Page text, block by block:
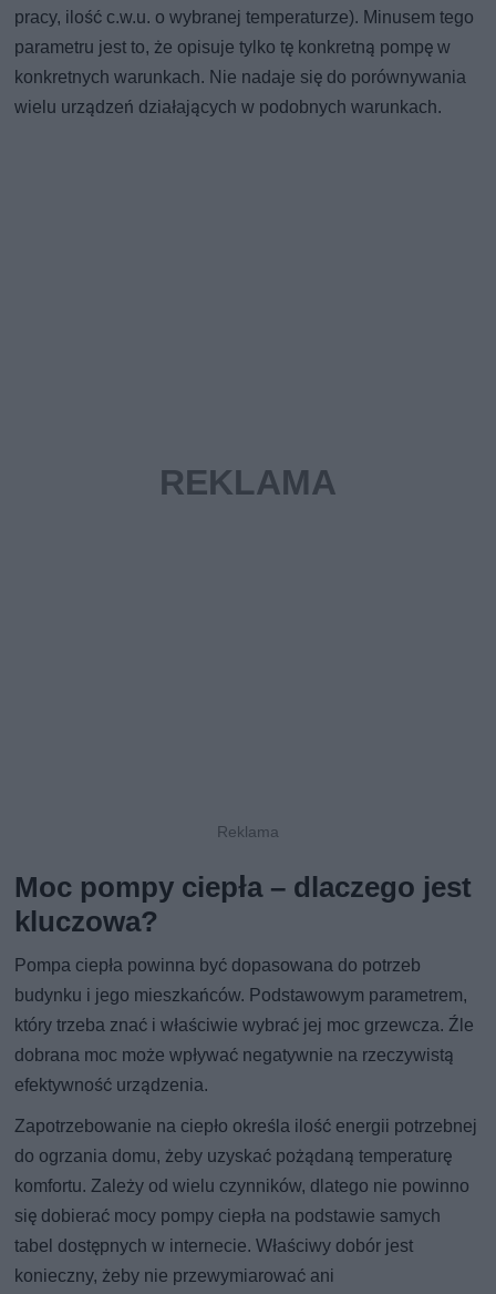
pracy, ilość c.w.u. o wybranej temperaturze). Minusem tego
parametru jest to, że opisuje tylko tę konkretną pompę w
konkretnych warunkach. Nie nadaje się do porównywania
wielu urządzeń działających w podobnych warunkach.
Moc pompy ciepła – dlaczego jest
kluczowa?
Pompa ciepła powinna być dopasowana do potrzeb
budynku i jego mieszkańców. Podstawowym parametrem,
który trzeba znać i właściwie wybrać jej moc grzewcza. Źle
dobrana moc może wpływać negatywnie na rzeczywistą
efektywność urządzenia.
Zapotrzebowanie na ciepło określa ilość energii potrzebnej
do ogrzania domu, żeby uzyskać pożądaną temperaturę
komfortu. Zależy od wielu czynników, dlatego nie powinno
się dobierać mocy pompy ciepła na podstawie samych
tabel dostępnych w internecie. Właściwy dobór jest
konieczny, żeby nie przewymiarować ani